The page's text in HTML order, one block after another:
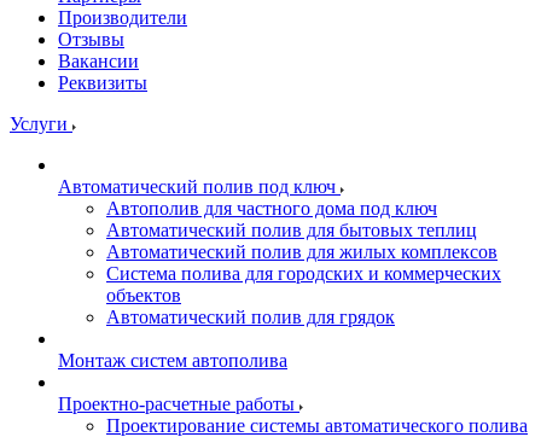
Производители
Отзывы
Вакансии
Реквизиты
Услуги
Автоматический полив под ключ
Автополив для частного дома под ключ
Автоматический полив для бытовых теплиц
Автоматический полив для жилых комплексов
Система полива для городских и коммерческих
объектов
Автоматический полив для грядок
Монтаж систем автополива
Проектно-расчетные работы
Проектирование системы автоматического полива